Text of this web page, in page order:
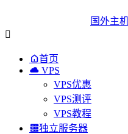
国外主

首页
 VPS
VPS优惠
VPS测评
VPS教程
独立服务器